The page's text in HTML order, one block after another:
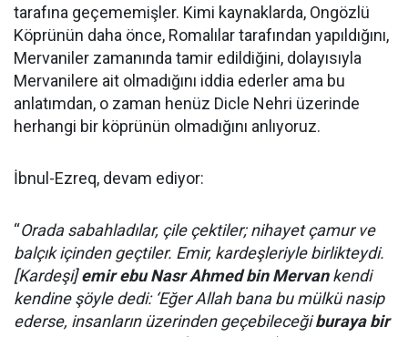
tarafına geçememişler. Kimi kaynaklarda, Ongözlü
Köprünün daha önce, Romalılar tarafından yapıldığını,
Mervaniler zamanında tamir edildiğini, dolayısıyla
Mervanilere ait olmadığını iddia ederler ama bu
anlatımdan, o zaman henüz Dicle Nehri üzerinde
herhangi bir köprünün olmadığını anlıyoruz.
İbnul-Ezreq, devam ediyor:
“Orada sabahladılar, çile çektiler; nihayet çamur ve
balçık içinden geçtiler. Emir, kardeşleriyle birlikteydi.
[Kardeşi]emir ebu Nasr Ahmed bin Mervankendi
kendine şöyle dedi: ‘Eğer Allah bana bu mülkü nasip
ederse, insanların üzerinden geçebileceğiburaya bir